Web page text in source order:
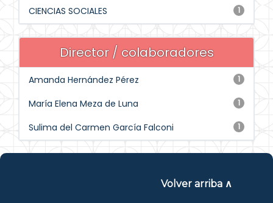
1
CIENCIAS SOCIALES
Director / colaboradores
1
Amanda Hernández Pérez
1
María Elena Meza de Luna
1
Sulima del Carmen García Falconi
Volver arriba ∧